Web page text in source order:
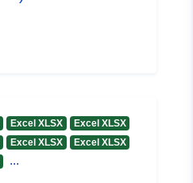
Excel XLSX
Excel XLSX
Excel XLSX
Excel XLSX
...